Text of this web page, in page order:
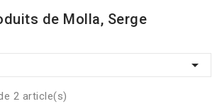
de Molla, Serge

2 article(s)